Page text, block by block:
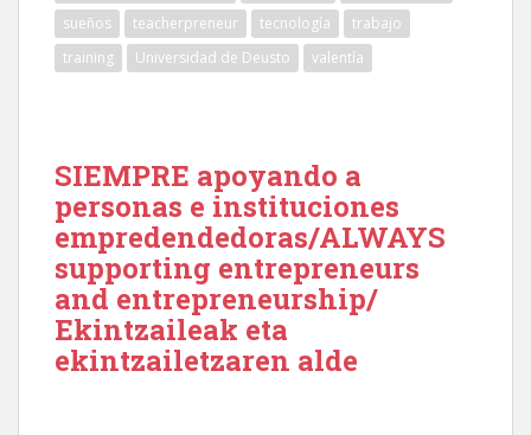
sueños
teacherpreneur tecnología
trabajo
training
Universidad de Deusto valentía
SIEMPRE apoyando a
personas e instituciones
empredendedoras/ALWAYS
supporting entrepreneurs
and entrepreneurship/
Ekintzaileak eta
ekintzailetzaren alde